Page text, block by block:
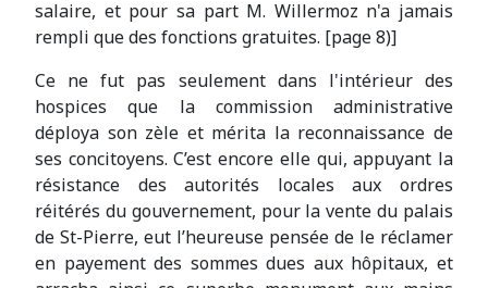
salaire, et pour sa part M. Willermoz n'a jamais
rempli que des fonctions gratuites. [page 8)]
Ce ne fut pas seulement dans l'intérieur des
hospices que la commission administrative
déploya son zèle et mérita la reconnaissance de
ses concitoyens. C’est encore elle qui, appuyant la
résistance des autorités locales aux ordres
réitérés du gouvernement, pour la vente du palais
de St-Pierre, eut l’heureuse pensée de le réclamer
en payement des sommes dues aux hôpitaux, et